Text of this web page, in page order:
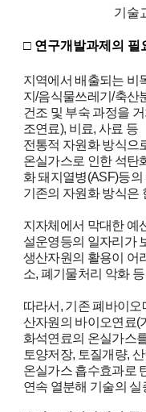
R
e
t
i
r
e
d
s
c
i
e
n
t
i
s
기술
□ 연구개발과제의 필
지역에서 배출되는 비
지 /음식물쓰레기/축산
건조 및 부숙 과정을
조연료), 비료, 사료 등
전통적 자원화 방식으
온실가스로 인한 석탄
화 돼지열병(ASF)등의
기존의 자원화 방식은
지자체에서 막대한 예
설운영등의 일자리가
생산자원의 활용이 어
소, 폐기물처리 악화
따라서 , 기존 폐바이오
산자원의 바이오연료(
화석연료의 온실가스
토양저장, 토질개량,
온실가스 흡수효과로
연속 열분해 기술의